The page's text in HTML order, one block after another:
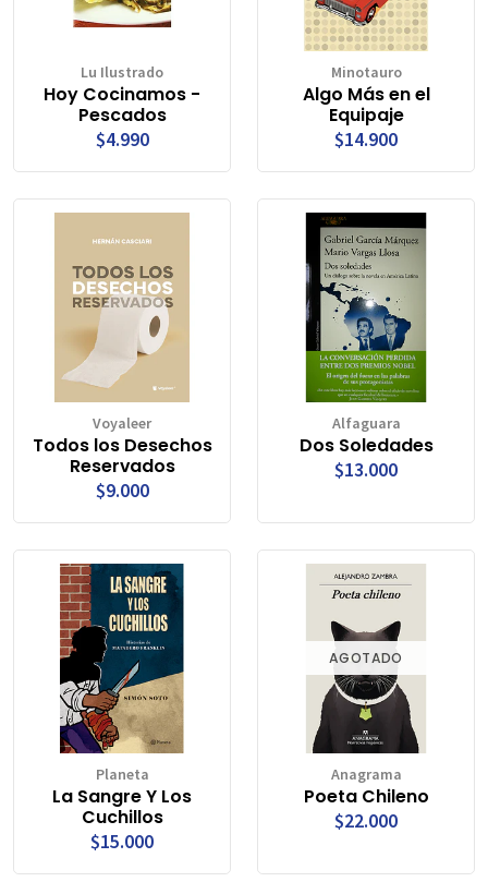
Lu Ilustrado
Hoy Cocinamos -
Pescados
$4.990
Minotauro
Algo Más en el
Equipaje
$14.900
Voyaleer
Todos los Desechos
Reservados
$9.000
Alfaguara
Dos Soledades
$13.000
Planeta
La Sangre Y Los
Cuchillos
$15.000
AGOTADO
Anagrama
Poeta Chileno
$22.000